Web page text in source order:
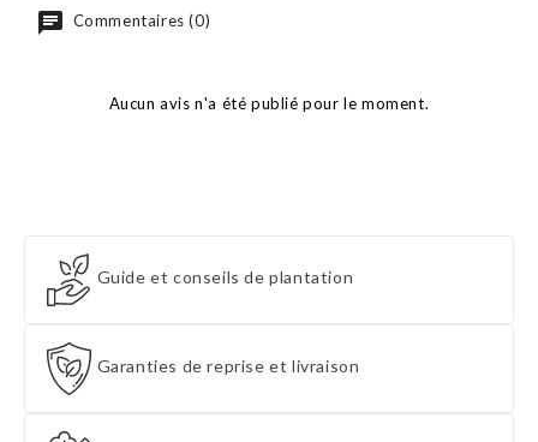
Commentaires (0)
Aucun avis n'a été publié pour le moment.
Guide et conseils de plantation
Garanties de reprise et livraison